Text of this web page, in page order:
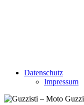
Datenschutz
Impressum